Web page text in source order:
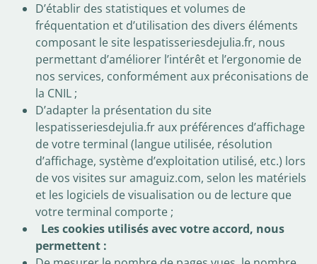
D’établir des statistiques et volumes de
fréquentation et d’utilisation des divers éléments
composant le site lespatisseriesdejulia.fr, nous
permettant d’améliorer l’intérêt et l’ergonomie de
nos services, conformément aux préconisations de
la CNIL ;
D’adapter la présentation du site
lespatisseriesdejulia.fr aux préférences d’affichage
de votre terminal (langue utilisée, résolution
d’affichage, système d’exploitation utilisé, etc.) lors
de vos visites sur amaguiz.com, selon les matériels
et les logiciels de visualisation ou de lecture que
votre terminal comporte ;
Les cookies utilisés avec votre accord, nous
permettent :